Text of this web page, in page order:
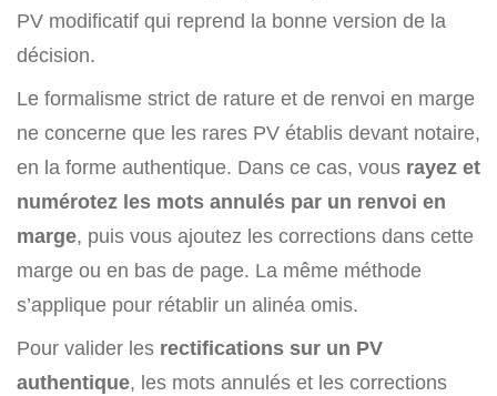
PV modificatif qui reprend la bonne version de la
décision.
Le formalisme strict de rature et de renvoi en marge
ne concerne que les rares PV établis devant notaire,
en la forme authentique. Dans ce cas, vous rayez et
numérotez les mots annulés par un renvoi en
marge, puis vous ajoutez les corrections dans cette
marge ou en bas de page. La même méthode
s’applique pour rétablir un alinéa omis.
Pour valider les rectifications sur un PV
authentique, les mots annulés et les corrections